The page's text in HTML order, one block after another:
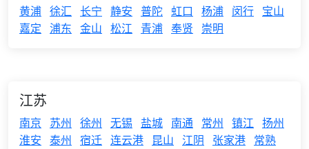
黄浦 徐汇 长宁 静安 普陀 虹口 杨浦 闵行 宝山
嘉定 浦东 金山 松江 青浦 奉贤 崇明
江苏
南京 苏州 徐州 无锡 盐城 南通 常州 镇江 扬州
淮安 泰州 宿迁 连云港 昆山 江阴 张家港 常熟